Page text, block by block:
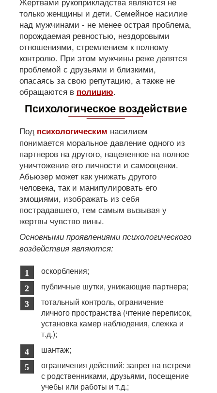
только женщины и дети. Семейное насилие
над мужчинами - не менее острая проблема,
порождаемая ревностью, нездоровыми
отношениями, стремлением к полному
контролю. При этом мужчины реже делятся
проблемой с друзьями и близкими,
опасаясь за свою репутацию, а также не
обращаются в полицию.
Психологическое воздействие
Под психологическим насилием
понимается моральное давление одного из
партнеров на другого, нацеленное на полное
уничтожение его личности и самооценки.
Абьюзер может как унижать другого
человека, так и манипулировать его
эмоциями, изображать из себя
пострадавшего, тем самым вызывая у
жертвы чувство вины.
Основными проявлениями психологического
воздействия являются:
оскорбления;
публичные шутки, унижающие партнера;
тотальный контроль, ограничение
личного пространства (чтение переписок,
установка камер наблюдения, слежка и
т.д.);
шантаж;
ограничения действий: запрет на встречи
с родственниками, друзьями, посещение
учебы или работы и т.д.;